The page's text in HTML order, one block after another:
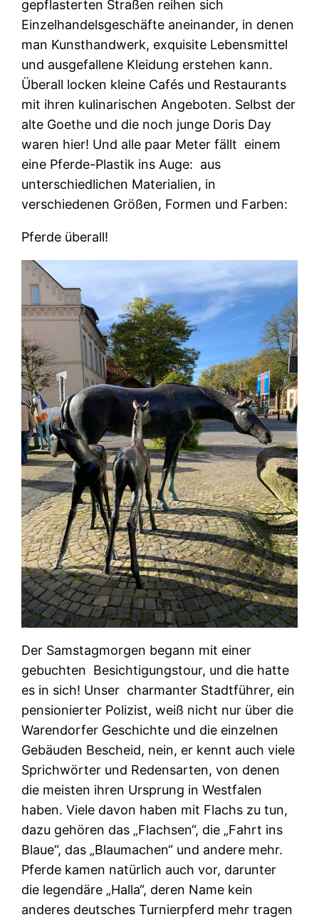
gepflasterten Straßen reihen sich
Einzelhandelsgeschäfte aneinander, in denen
man Kunsthandwerk, exquisite Lebensmittel
und ausgefallene Kleidung erstehen kann.
Überall locken kleine Cafés und Restaurants
mit ihren kulinarischen Angeboten. Selbst der
alte Goethe und die noch junge Doris Day
waren hier! Und alle paar Meter fällt einem
eine Pferde-Plastik ins Auge: aus
unterschiedlichen Materialien, in
verschiedenen Größen, Formen und Farben:
Pferde überall!
Der Samstagmorgen begann mit einer
gebuchten Besichtigungstour, und die hatte
es in sich! Unser charmanter Stadtführer, ein
pensionierter Polizist, weiß nicht nur über die
Warendorfer Geschichte und die einzelnen
Gebäuden Bescheid, nein, er kennt auch viele
Sprichwörter und Redensarten, von denen
die meisten ihren Ursprung in Westfalen
haben. Viele davon haben mit Flachs zu tun,
dazu gehören das „Flachsen“, die „Fahrt ins
Blaue“, das „Blaumachen“ und andere mehr.
Pferde kamen natürlich auch vor, darunter
die legendäre „Halla“, deren Name kein
anderes deutsches Turnierpferd mehr tragen